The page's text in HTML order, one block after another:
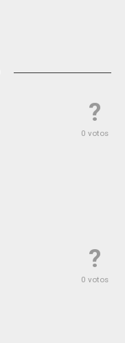
?
0 votos
?
0 votos